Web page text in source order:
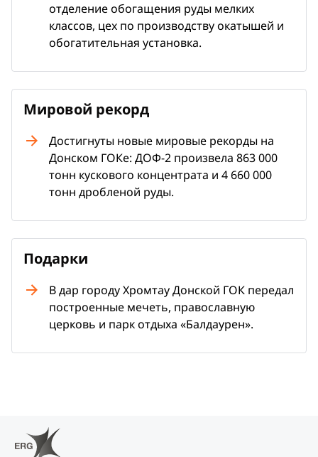
отделение обогащения руды мелких
классов, цех по производству окатышей и
обогатительная установка.
Мировой рекорд
Достигнуты новые мировые рекорды на
Донском ГОКе: ДОФ-2 произвела 863 000
тонн кускового концентрата и 4 660 000
тонн дробленой руды.
Подарки
В дар городу Хромтау Донской ГОК передал
построенные мечеть, православную
церковь и парк отдыха «Балдаурен».